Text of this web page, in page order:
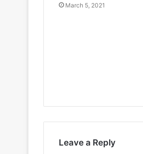
March 5, 2021
Leave a Reply